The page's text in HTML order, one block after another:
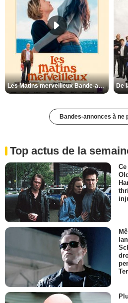
Les Matins merveilleux Bande-annonce VF
Bandes-annonces à ne
Top actus de la